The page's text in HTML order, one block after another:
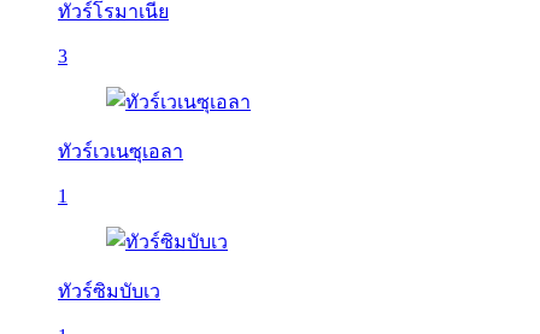
ทัวร์โรมาเนีย
3
ทัวร์เวเนซุเอลา
1
ทัวร์ซิมบับเว